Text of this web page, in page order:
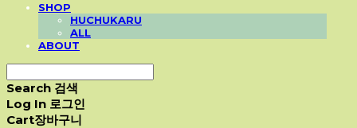
SHOP
HUCHUKARU
ALL
ABOUT
Search 검색
Log In 로그인
Cart장바구니